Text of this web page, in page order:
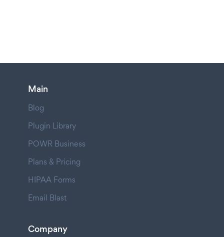
Main
Blog
Plugin Library
POWR Business
Plans & Pricing
HIPAA Forms
Email Blast
Company